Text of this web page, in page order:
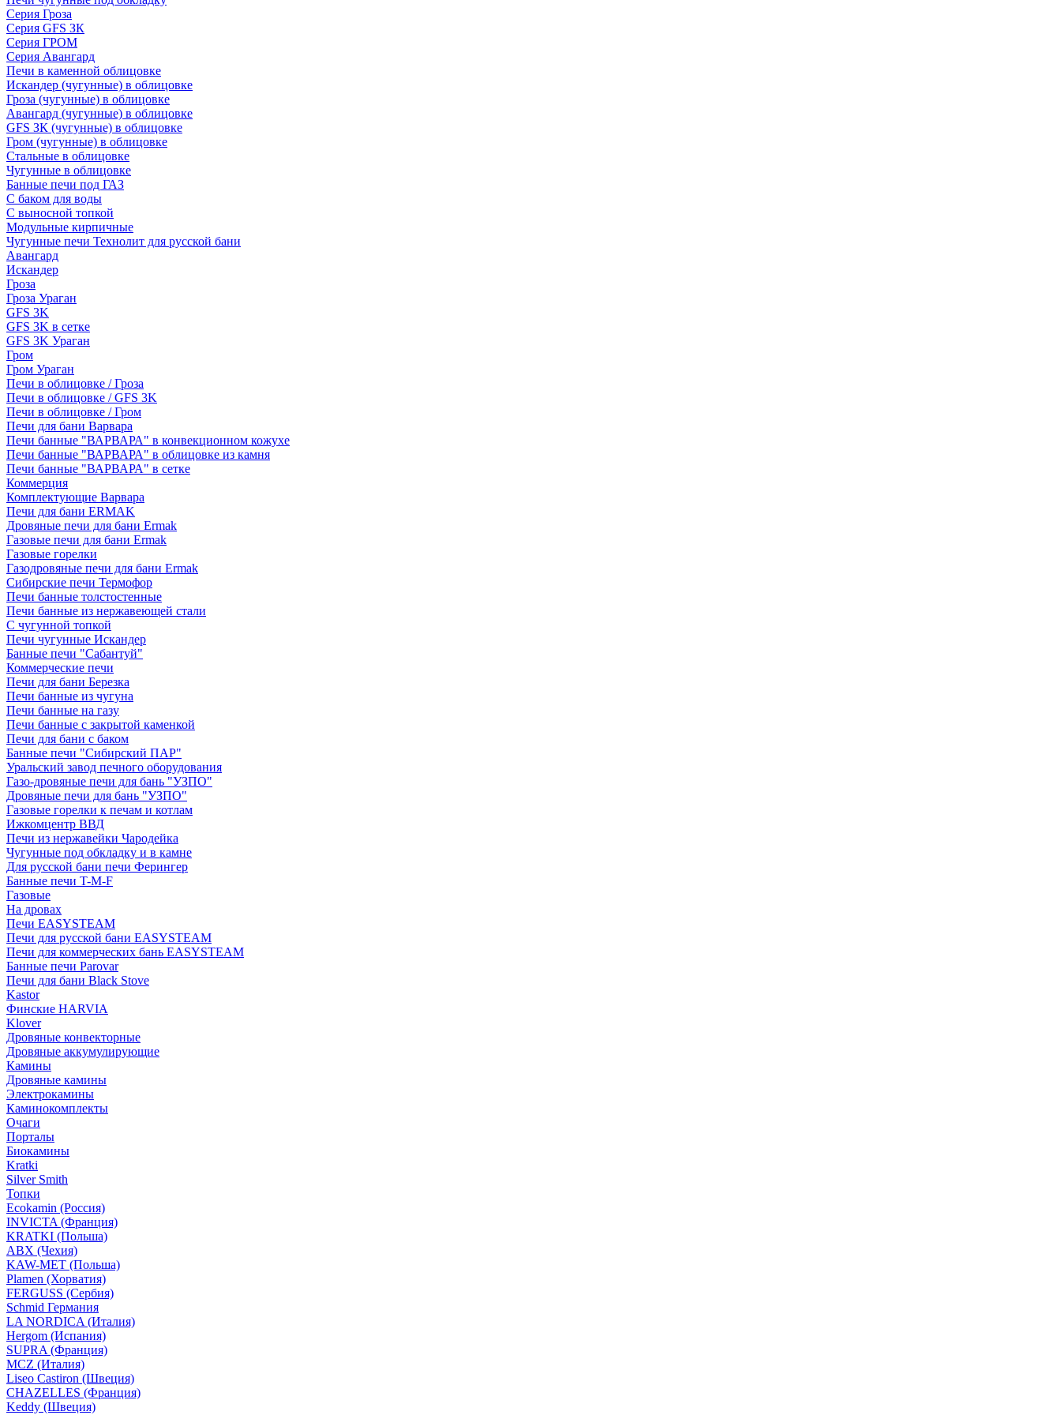
Серия Гроза
Серия GFS ЗК
Серия ГРОМ
Серия Авангард
Печи в каменной облицовке
Искандер (чугунные) в облицовке
Гроза (чугунные) в облицовке
Авангард (чугунные) в облицовке
GFS ЗК (чугунные) в облицовке
Гром (чугунные) в облицовке
Стальные в облицовке
Чугунные в облицовке
Банные печи под ГАЗ
С баком для воды
С выносной топкой
Модульные кирпичные
Чугунные печи Технолит для русской бани
Авангард
Искандер
Гроза
Гроза Ураган
GFS 3K
GFS 3K в сетке
GFS 3K Ураган
Гром
Гром Ураган
Печи в облицовке / Гроза
Печи в облицовке / GFS 3K
Печи в облицовке / Гром
Печи для бани Варвара
Печи банные "ВАРВАРА" в конвекционном кожухе
Печи банные "ВАРВАРА" в облицовке из камня
Печи банные "ВАРВАРА" в сетке
Коммерция
Комплектующие Варвара
Печи для бани ERMAK
Дровяные печи для бани Ermak
Газовые печи для бани Ermak
Газовые горелки
Газодровяные печи для бани Ermak
Сибирские печи Термофор
Печи банные толстостенные
Печи банные из нержавеющей стали
С чугунной топкой
Печи чугунные Искандер
Банные печи "Сабантуй"
Коммерческие печи
Печи для бани Березка
Печи банные из чугуна
Печи банные на газу
Печи банные с закрытой каменкой
Печи для бани с баком
Банные печи "Сибирский ПАР"
Уральский завод печного оборудования
Газо-дровяные печи для бань "УЗПО"
Дровяные печи для бань "УЗПО"
Газовые горелки к печам и котлам
Ижкомцентр ВВД
Печи из нержавейки Чародейка
Чугунные под обкладку и в камне
Для русской бани печи Ферингер
Банные печи T-M-F
Газовые
На дровах
Печи EASYSTEAM
Печи для русской бани EASYSTEAM
Печи для коммерческих бань EASYSTEAM
Банные печи Parovar
Печи для бани Black Stove
Kastor
Финские HARVIA
Klover
Дровяные конвекторные
Дровяные аккумулирующие
Камины
Дровяные камины
Электрокамины
Каминокомплекты
Очаги
Порталы
Биокамины
Kratki
Silver Smith
Топки
Ecokamin (Россия)
INVICTA (Франция)
KRATKI (Польша)
ABX (Чехия)
KAW-MET (Польша)
Plamen (Хорватия)
FERGUSS (Сербия)
Schmid Германия
LA NORDICA (Италия)
Hergom (Испания)
SUPRA (Франция)
MCZ (Италия)
Liseo Castiron (Швеция)
CHAZELLES (Франция)
Keddy (Швеция)